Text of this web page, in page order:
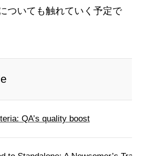
ついても触れていく予定で
QA’s quality boost